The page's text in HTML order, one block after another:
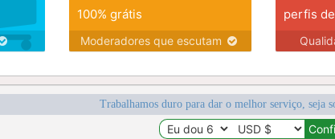
100% grátis
Moderadores que escutam
perfis
Trabalhamos duro para dar o melhor serviço, seja